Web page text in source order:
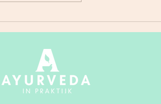
Curry van spinazie met
aardappelen